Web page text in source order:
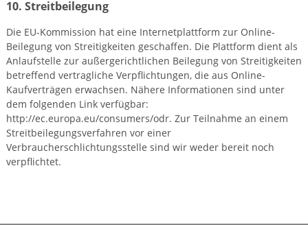
10. Streitbeilegung
Die EU-Kommission hat eine Internetplattform zur Online-
Beilegung von Streitigkeiten geschaffen. Die Plattform dient als
Anlaufstelle zur außergerichtlichen Beilegung von Streitigkeiten
betreffend vertragliche Verpflichtungen, die aus Online-
Kaufverträgen erwachsen. Nähere Informationen sind unter
dem folgenden Link verfügbar:
http://ec.europa.eu/consumers/odr. Zur Teilnahme an einem
Streitbeilegungsverfahren vor einer
Verbraucherschlichtungsstelle sind wir weder bereit noch
verpflichtet.